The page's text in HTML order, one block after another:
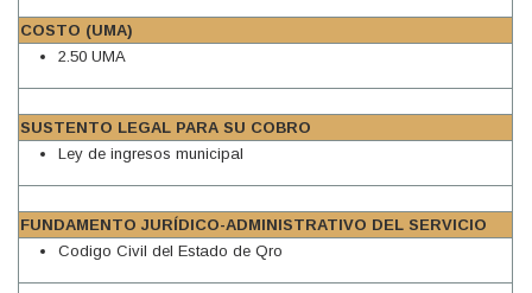
COSTO (UMA)
2.50 UMA
SUSTENTO LEGAL PARA SU COBRO
Ley de ingresos municipal
FUNDAMENTO JURÍDICO-ADMINISTRATIVO DEL SERVICIO
Codigo Civil del Estado de Qro